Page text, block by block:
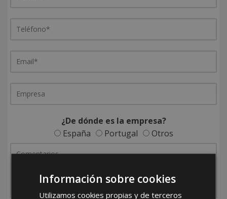
¿De dónde es la empresa?
España
Portugal Otros
Información sobre cookies
Utilizamos cookies propias y de terceros